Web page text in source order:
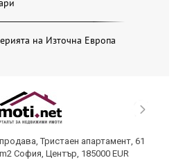
на Източна Европа
продава, Тристаен апартамент, 61
m2 София, Център, 185000 EUR